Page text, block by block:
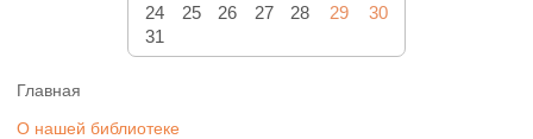
24
25 26 27 28 29
30
31
Главная
О нашей библиотеке